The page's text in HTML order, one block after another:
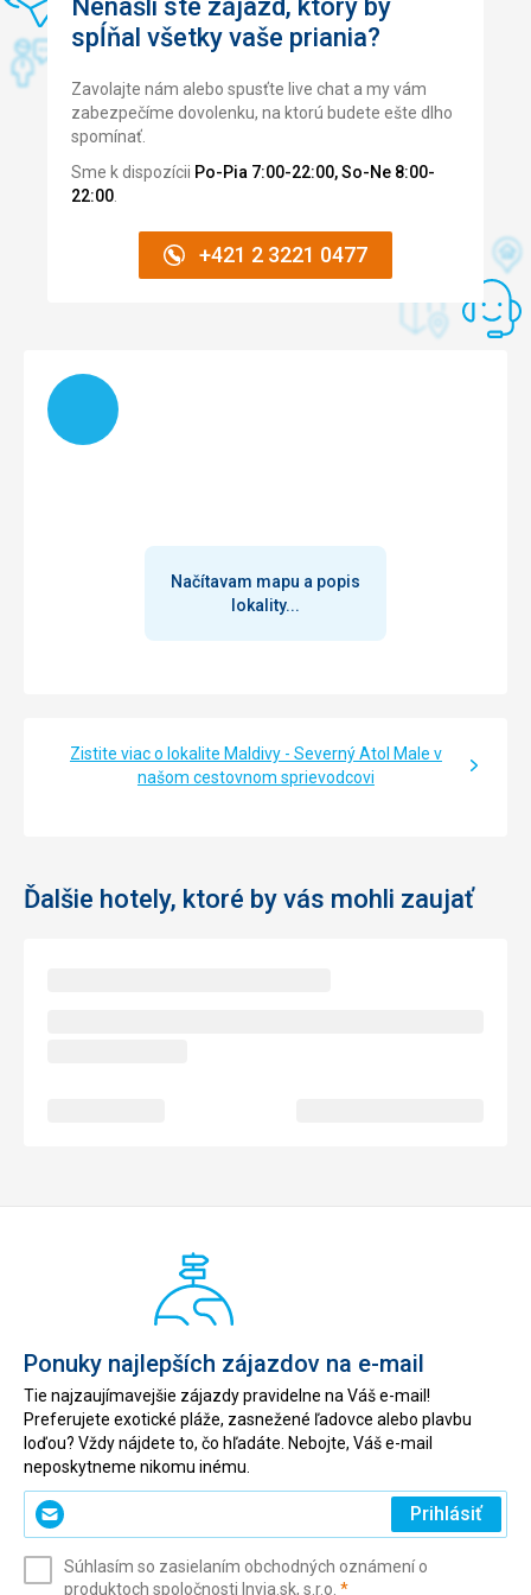
Krásná, čista ????????
Hlavne dezerty super????????
Ubytovanie
Nudit se nebudete????????
Táto recenzia bola preložená automaticky pomocou
Nenašli ste zájazd, ktorý by
spĺňal všetky vaše priania?
Zavolajte nám alebo spusťte live chat a my vám
zabezpečíme dovolenku, na ktorú budete ešte dlho
spomínať.
Sme k dispozícii Po-Pia 7:00-22:00, So-Ne 8:00-
22:00
+421 2 3221 0477
Načítam
Načítavam mapu a popis
lokality...
Zistite viac o lokalite Maldivy - Severný Atol Male v
našom cestovnom sprievodcovi
Ďalšie hotely, ktoré by vás mohli zaujať
Ponuky najlepších zájazdov na e-mail
Tie najzaujímavejšie zájazdy pravidelne na Váš e-mail!
Preferujete exotické pláže, zasnežené ľadovce alebo plavbu
loďou? Vždy nájdete to, čo hľadáte. Nebojte, Váš e-mail
neposkytneme nikomu inému.
Zadajte
svoj
Prihlásiť
Súhlasím so zasielaním obchodných oznámení o
produktoch spoločnosti Invia.sk, s.r.o. *(povinné)